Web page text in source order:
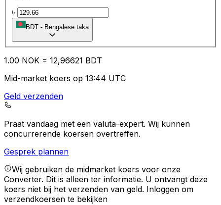
৳
BDT - Bengalese taka
1.00 NOK = 12,96621 BDT
Mid-market koers op 13:44 UTC
Geld verzenden
Praat vandaag met een valuta-expert. Wij kunnen
concurrerende koersen overtreffen.
Gesprek plannen
Wij gebruiken de midmarket koers voor onze
Converter. Dit is alleen ter informatie. U ontvangt deze
koers niet bij het verzenden van geld. Inloggen om
verzendkoersen te bekijken